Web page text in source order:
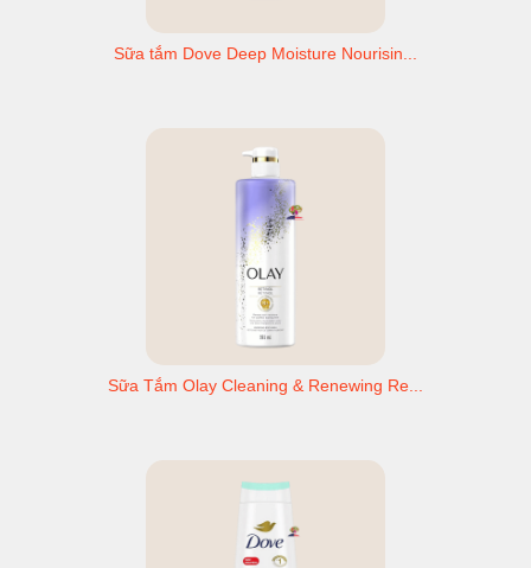
Sữa tắm Dove Deep Moisture Nourisin...
Sữa Tắm Olay Cleaning & Renewing Re...